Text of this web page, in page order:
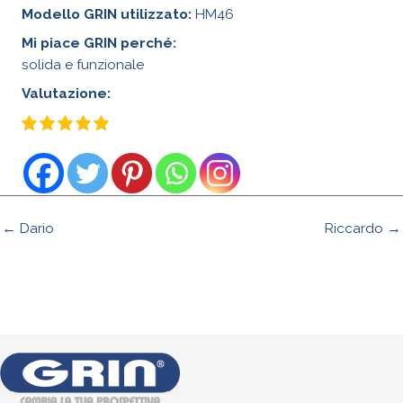
Modello GRIN utilizzato: HM46
Mi piace GRIN perché:
solida e funzionale
Valutazione:
← Dario Riccardo →